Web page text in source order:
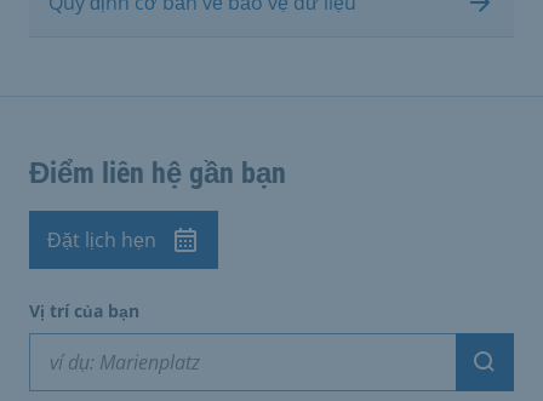
Điểm liên hệ gần bạn
Đặt lịch hẹn
Vị trí của bạn